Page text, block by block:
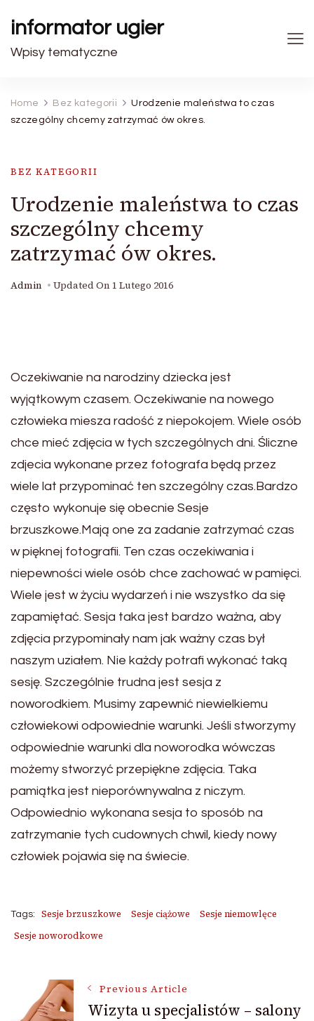
informator ugier
Wpisy tematyczne
Home Bez kategorii
Urodzenie maleństwa to czas
szczególny chcemy zatrzymać ów okres.
BEZ KATEGORII
Urodzenie maleństwa to czas
szczególny chcemy
zatrzymać ów okres.
Admin Updated On 1 Lutego 2016
Oczekiwanie na narodziny dziecka jest
wyjątkowym czasem. Oczekiwanie na nowego
człowieka miesza radość z niepokojem. Wiele osób
chce mieć zdjęcia w tych szczególnych dni. Śliczne
zdjecia wykonane przez fotografa będą przez
wiele lat przypominać ten szczególny czas.Bardzo
często wykonuje się obecnie Sesje
brzuszkowe.Mają one za zadanie zatrzymać czas
w pięknej fotografii. Ten czas oczekiwania i
niepewności wiele osób chce zachować w pamięci.
Wiele jest w życiu wydarzeń i nie wszystko da się
zapamiętać. Sesja taka jest bardzo ważna, aby
zdjęcia przypominały nam jak ważny czas był
naszym uziałem. Nie każdy potrafi wykonać taką
sesję. Szczególnie trudna jest sesja z
noworodkiem. Musimy zapewnić niewielkiemu
człowiekowi odpowiednie warunki. Jeśli stworzymy
odpowiednie warunki dla noworodka wówczas
możemy stworzyć przepiękne zdjęcia. Taka
pamiątka jest nieporównywalna z niczym.
Odpowiednio wykonana sesja to sposób na
zatrzymanie tych cudownych chwil, kiedy nowy
człowiek pojawia się na świecie.
Tags: Sesje brzuszkowe Sesje ciążowe
Sesje niemowlęce
Sesje noworodkowe
Post
Previous Article
Wizyta u specjalistów – salony